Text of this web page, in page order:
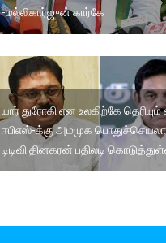
-மல்லிகார்ஜுன் கார்கே
யார் துரோகி என உலகிற்கே தெரியும்
ஈபிஎஸ்-க்கு அமமுக
டிடிவி தினகரன் பதிலடி